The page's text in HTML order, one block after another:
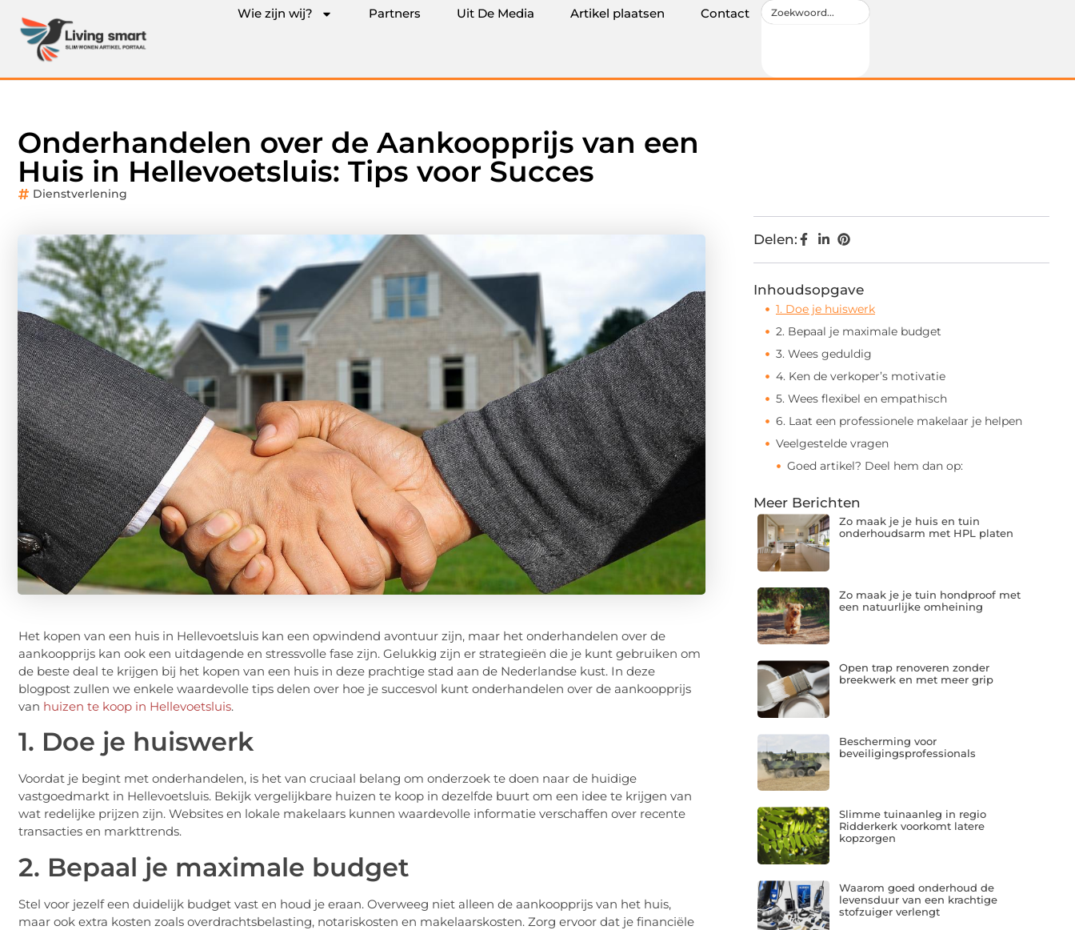
Wie zijn wij? Partners Uit De Media Artikel plaatsen Contact
Onderhandelen over de Aankoopprijs van een
Huis in Hellevoetsluis: Tips voor Succes
Dienstverlening
Het kopen van een huis in Hellevoetsluis kan een opwindend avontuur zijn, maar het onderhandelen over de
aankoopprijs kan ook een uitdagende en stressvolle fase zijn. Gelukkig zijn er strategieën die je kunt gebruiken om
de beste deal te krijgen bij het kopen van een huis in deze prachtige stad aan de Nederlandse kust. In deze
blogpost zullen we enkele waardevolle tips delen over hoe je succesvol kunt onderhandelen over de aankoopprijs
van huizen te koop in Hellevoetsluis.
1. Doe je huiswerk
Voordat je begint met onderhandelen, is het van cruciaal belang om onderzoek te doen naar de huidige
vastgoedmarkt in Hellevoetsluis. Bekijk vergelijkbare huizen te koop in dezelfde buurt om een idee te krijgen van
wat redelijke prijzen zijn. Websites en lokale makelaars kunnen waardevolle informatie verschaffen over recente
transacties en markttrends.
2. Bepaal je maximale budget
Stel voor jezelf een duidelijk budget vast en houd je eraan. Overweeg niet alleen de aankoopprijs van het huis,
maar ook extra kosten zoals overdrachtsbelasting, notariskosten en makelaarskosten. Zorg ervoor dat je financiële
Delen:
Inhoudsopgave
1. Doe je huiswerk
2. Bepaal je maximale budget
3. Wees geduldig
4. Ken de verkoper’s motivatie
5. Wees flexibel en empathisch
6. Laat een professionele makelaar je helpen
Veelgestelde vragen
Goed artikel? Deel hem dan op:
Meer Berichten
Zo maak je je huis en tuin
onderhoudsarm met HPL platen
Zo maak je je tuin hondproof met
een natuurlijke omheining
Open trap renoveren zonder
breekwerk en met meer grip
Bescherming voor
beveiligingsprofessionals
Slimme tuinaanleg in regio
Ridderkerk voorkomt latere
kopzorgen
Waarom goed onderhoud de
levensduur van een krachtige
stofzuiger verlengt